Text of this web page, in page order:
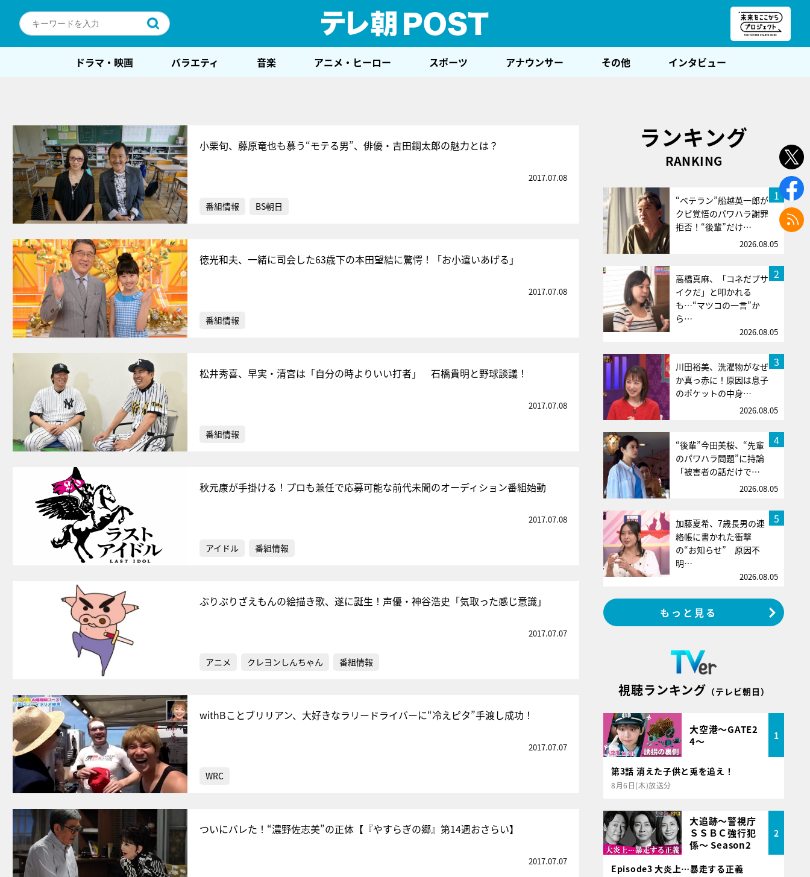
ドラマ・映画 バラエティ 音楽 アニメ・ヒーロー スポーツ アナウンサー その他 インタビュー
小栗旬、藤原竜也も慕う“モテる男”、俳優・吉田鋼太郎の魅力とは？
2017.07.08
番組情報 BS朝日
徳光和夫、一緒に司会した63歳下の本田望結に驚愕！「お小遣いあげる」
2017.07.08
番組情報
松井秀喜、早実・清宮は「自分の時よりいい打者」 石橋貴明と野球談議！
2017.07.08
番組情報
秋元康が手掛ける！プロも兼任で応募可能な前代未聞のオーディション番組始動
2017.07.08
アイドル 番組情報
ぶりぶりざえもんの絵描き歌、遂に誕生！声優・神谷浩史「気取った感じ意識」
2017.07.07
アニメ クレヨンしんちゃん 番組情報
withBことブリリアン、大好きなラリードライバーに“冷えピタ”手渡し成功！
2017.07.07
WRC
ついにバレた！“濃野佐志美”の正体【『やすらぎの郷』第14週おさらい】
2017.07.07
ランキング
RANKING
1
“ベテラン”船越英一郎が
クビ覚悟のパワハラ謝罪
拒否！“後輩”だけ…
2026.08.05
2
高橋真麻、「コネだブサ
イクだ」と叩かれる
も…“マツコの一言”か
ら…
2026.08.05
3
川田裕美、洗濯物がなぜ
か真っ赤に！原因は息子
のポケットの中身…
2026.08.05
4
“後輩”今田美桜、“先輩
のパワハラ問題”に持論
「被害者の話だけで…
2026.08.05
5
加藤夏希、7歳長男の連
絡帳に書かれた衝撃
の“お知らせ” 原因不
明…
2026.08.05
もっと見る
視聴ランキング （テレビ朝日）
大空港～GATE2
4～
1
第3話 消えた子供と兎を追え！
8月6日(木)放送分
大追跡～警視庁
ＳＳＢＣ強行犯
係～ Season2
2
Episode3 大炎上…暴走する正義